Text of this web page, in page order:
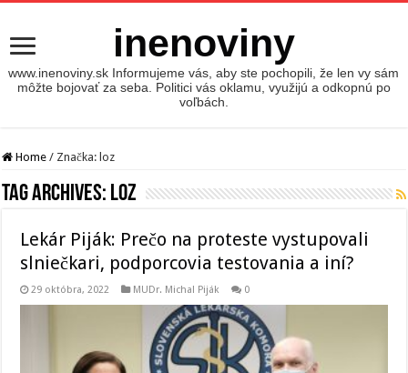
inenoviny
www.inenoviny.sk Informujeme vás, aby ste pochopili, že len vy sám
môžte bojovať za seba. Politici vás oklamu, využijú a odkopnú po
voľbách.
Home / Značka: loz
Tag Archives: loz
Lekár Piják: Prečo na proteste vystupovali
slniečkari, podporcovia testovania a iní?
29 októbra, 2022 MUDr. Michal Piják 0